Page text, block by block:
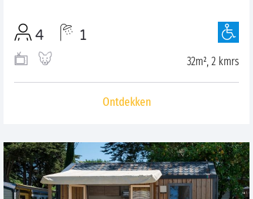
4 1
32m², 2 kmrs
Ontdekken